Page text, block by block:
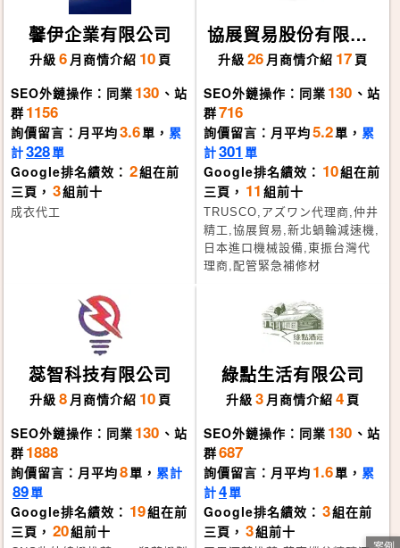
馨伊企業有限公司
升級 6 月商情介紹 10 頁
SEO外鏈操作：同業 130 、站
群 1156
詢價留言：月平均3.6單， 累
計328單
Google排名績效： 2組在前
三頁， 3組前十
成衣代工
協展貿易股份有限公
司
升級 26 月商情介紹 17 頁
SEO外鏈操作：同業 130 、站
群716
詢價留言：月平均5.2單， 累
計301 單
Google排名績效： 10組在前
三頁， 11 組前十
TRUSCO,アズワン代理商,仲井
精工,協展貿易,新北蝸輪減速機,
日本進口機械設備,東振台灣代
理商,配管緊急補修材
蕊智科技有限公司
升級 8 月商情介紹 10 頁
SEO外鏈操作：同業 130 、站
群 1888
詢價留言：月平均8單， 累計
89單
Google排名績效： 19組在前
三頁， 20組前十
綠點生活有限公司
升級 3 月商情介紹 4 頁
SEO外鏈操作：同業 130 、站
群687
詢價留言：月平均 1.6單， 累
計4單
Google排名績效： 3組在前
三頁， 3組前十